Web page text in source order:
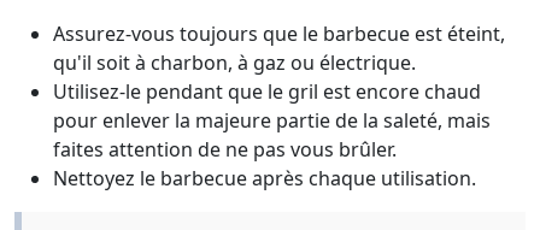
Assurez-vous toujours que le barbecue est éteint,
qu'il soit à charbon, à gaz ou électrique.
Utilisez-le pendant que le gril est encore chaud
pour enlever la majeure partie de la saleté, mais
faites attention de ne pas vous brûler.
Nettoyez le barbecue après chaque utilisation.